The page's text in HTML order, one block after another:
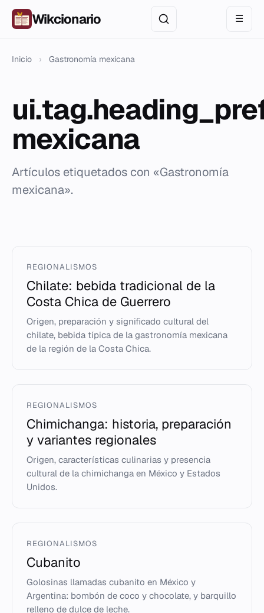
Wikcionario ☰
Inicio › Gastronomía mexicana
mexicana
Artículos etiquetados con «Gastronomía
mexicana».
REGIONALISMOS
Chilate: bebida tradicional de la
Costa Chica de Guerrero
Origen, preparación y significado cultural del
chilate, bebida típica de la gastronomía mexicana
de la región de la Costa Chica.
REGIONALISMOS
Chimichanga: historia, preparación
y variantes regionales
Origen, características culinarias y presencia
cultural de la chimichanga en México y Estados
Unidos.
REGIONALISMOS
Cubanito
Golosinas llamadas cubanito en México y
Argentina: bombón de coco y chocolate, y barquillo
relleno de dulce de leche.